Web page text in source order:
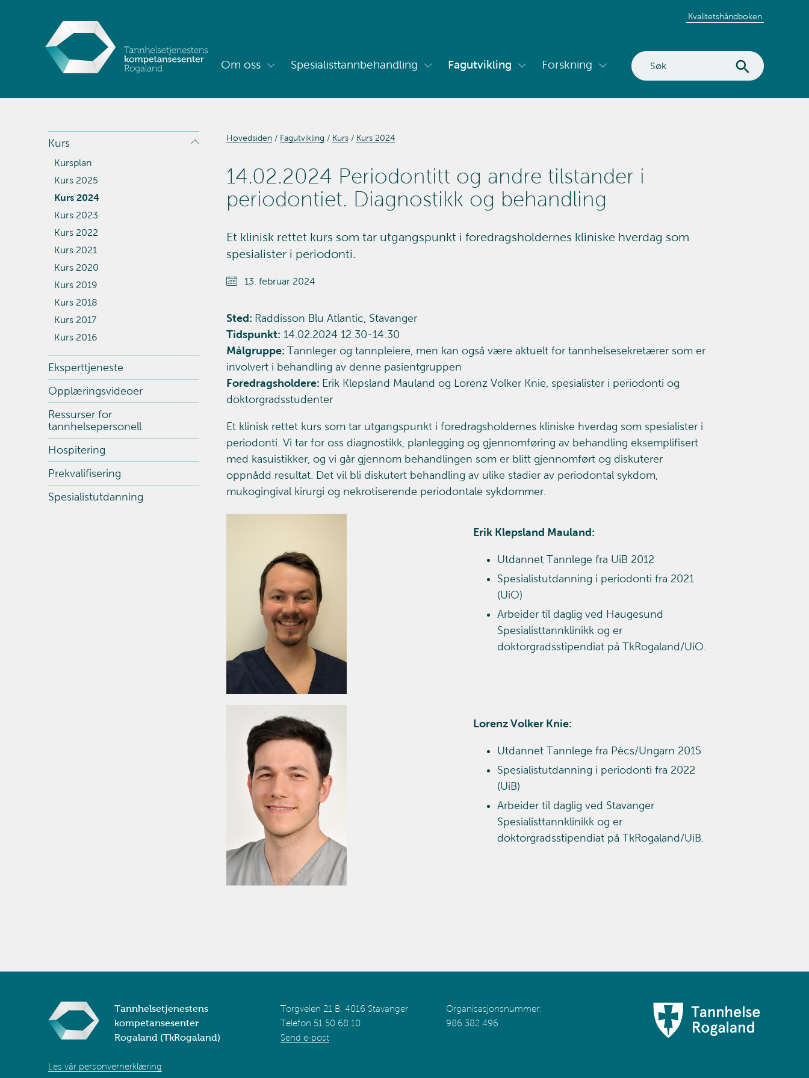
Kvalitetshåndboken
Søk
på
nettstedet
Om oss
Vis
Spesialisttannbehandling
Vis
Fagutvikling
Vis
Forskning
Vis
undermeny
Kurs
Kursplan
Kurs 2025
Kurs 2024
Kurs 2023
Kurs 2022
Kurs 2021
Kurs 2020
Kurs 2019
Kurs 2018
Kurs 2017
Kurs 2016
Eksperttjeneste
Opplæringsvideoer
Ressurser for
tannhelsepersonell
Hospitering
Prekvalifisering
Spesialistutdanning
Hovedsiden Fagutvikling Kurs Kurs 2024
14.02.2024 Periodontitt og andre tilstander i
periodontiet. Diagnostikk og behandling
Et klinisk rettet kurs som tar utgangspunkt i foredragsholdernes kliniske hverdag som
spesialister i periodonti.
13. februar 2024
Sted: Raddisson Blu Atlantic, Stavanger
Tidspunkt: 14.02.2024 12:30-14:30
Målgruppe: Tannleger og tannpleiere, men kan også være aktuelt for tannhelsesekretærer som er
involvert i behandling av denne pasientgruppen
Foredragsholdere: Erik Klepsland Mauland og Lorenz Volker Knie, spesialister i periodonti og
doktorgradsstudenter
Et klinisk rettet kurs som tar utgangspunkt i foredragsholdernes kliniske hverdag som spesialister i
periodonti. Vi tar for oss diagnostikk, planlegging og gjennomføring av behandling eksemplifisert
med kasuistikker, og vi går gjennom behandlingen som er blitt gjennomført og diskuterer
oppnådd resultat. Det vil bli diskutert behandling av ulike stadier av periodontal sykdom,
mukogingival kirurgi og nekrotiserende periodontale sykdommer.
Erik Klepsland Mauland:
Utdannet Tannlege fra UiB 2012
Spesialistutdanning i periodonti fra 2021
(UiO)
Arbeider til daglig ved Haugesund
Spesialisttannklinikk og er
doktorgradsstipendiat på TkRogaland/UiO.
Lorenz Volker Knie:
Utdannet Tannlege fra Pècs/Ungarn 2015
Spesialistutdanning i periodonti fra 2022
(UiB)
Arbeider til daglig ved Stavanger
Spesialisttannklinikk og er
doktorgradsstipendiat på TkRogaland/UiB.
Tannhelsetjenestens
kompetansesenter
Rogaland (TkRogaland)
Torgveien 21 B, 4016 Stavanger
Telefon 51 50 68 10
Send e-post
Organisasjonsnummer:
986 382 496
Les vår personvernerklæring